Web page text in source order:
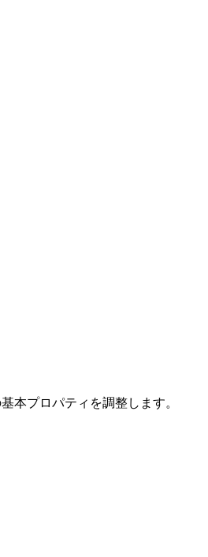
本プロパティを調整します。